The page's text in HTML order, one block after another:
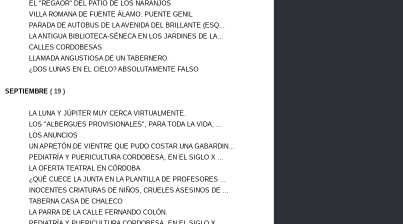
EL "REGAOR" DEL PATIO DE LOS NARANJOS
VILLA ROMANA DE FUENTE ÁLAMO. PUENTE GENIL
PARADA DE AUTOBUS DE LA AVENIDA DEL BRILLANTE (ESQ...
LA ANTIGUA BIBLIOTECA-SÉNECA EN LOS JARDINES DE LA...
CALLES CORDOBESAS
LLAMADA ANGUSTIOSA DE UN TABERNERO.
¿DOS LUNAS EN EL CIELO? ABSOLUTAMENTE FALSO
SEPTIEMBRE ( 19 )
LA LUNA Y JÚPITER MUY CERCA VIRTUALMENTE.
LOS "ALBERGUES PROVISIONALES", PARA TODA LA VIDA, ...
LOS ANUNCIOS
UN APRETÓN DE VIENTRE QUE PUDO COSTAR UNA GABARDIN...
PEDIATRÍA Y PUERICULTURA CORDOBESA, EN EL SIGLO X ...
LA OFERTA TEATRAL EN CÓRDOBA
¿QUÉ CUECE LA JUNTA EN LA PLANTILLA DE PROFESORES ...
INOCENTES CRIATURAS DE NIÑOS, CRUELES ASESINOS DE ...
TABERNA CASA DE CHALECO
LA PARRA DE LA CALLE FERNANDO COLÓN.